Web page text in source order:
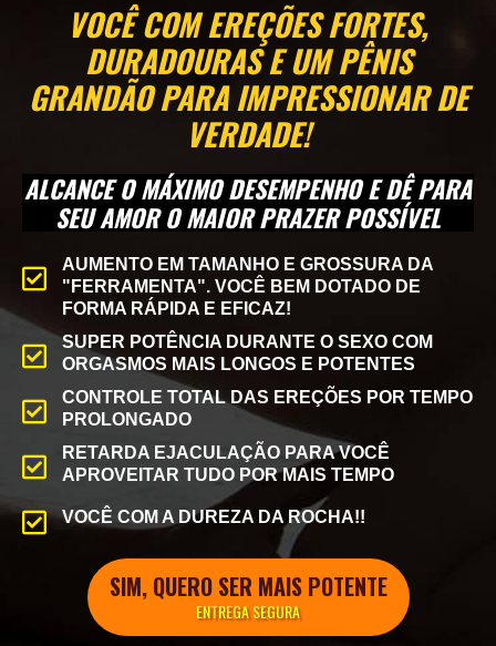
VOCÊ COM EREÇÕES FORTES,
DURADOURAS E UM PÊNIS
GRANDÃO PARA IMPRESSIONAR DE
VERDADE!
ALCANCE O MÁXIMO DESEMPENHO E DÊ PARA
SEU AMOR O MAIOR PRAZER POSSÍVEL
AUMENTO EM TAMANHO E GROSSURA DA
"FERRAMENTA". VOCÊ BEM DOTADO DE
FORMA RÁPIDA E EFICAZ!
SUPER POTÊNCIA DURANTE O SEXO COM
ORGASMOS MAIS LONGOS E POTENTES
CONTROLE TOTAL DAS EREÇÕES POR TEMPO
PROLONGADO
RETARDA EJACULAÇÃO PARA VOCÊ
APROVEITAR TUDO POR MAIS TEMPO
VOCÊ COM A DUREZA DA ROCHA!!
SIM, QUERO SER MAIS POTENTE
ENTREGA SEGURA